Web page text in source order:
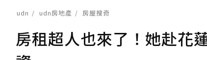
udn udn房地產 房屋搜奇
房租超人也來了！她赴花